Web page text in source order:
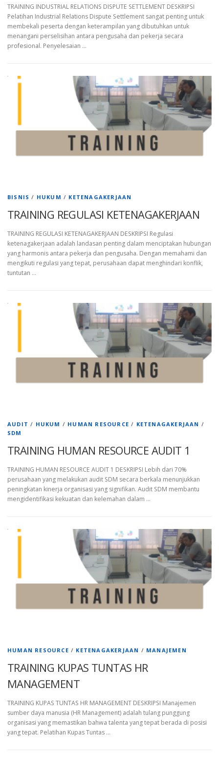
TRAINING INDUSTRIAL RELATIONS DISPUTE SETTLEMENT DESKRIPSI
Pelatihan Industrial Relations Dispute Settlement sangat penting untuk
membekali peserta dengan keterampilan yang dibutuhkan untuk
menangani perselisihan antara pengusaha dan pekerja secara
profesional. Penyelesaian …
BISNIS / HUKUM / KETENAGAKERJAAN
TRAINING REGULASI KETENAGAKERJAAN
TRAINING REGULASI KETENAGAKERJAAN DESKRIPSI Regulasi
ketenagakerjaan adalah landasan penting dalam menciptakan hubungan
yang harmonis antara pekerja dan pengusaha. Dengan memahami dan
mengikuti regulasi yang tepat, perusahaan dapat menghindari konflik,
tuntutan …
AUDIT / HUKUM / HUMAN RESOURCE / KETENAGAKERJAAN /
SDM
TRAINING HUMAN RESOURCE AUDIT 1
TRAINING HUMAN RESOURCE AUDIT 1 DESKRIPSI Lebih dari 70%
perusahaan yang melakukan audit SDM secara berkala menunjukkan
peningkatan kinerja organisasi yang signifikan. Audit SDM membantu
mengidentifikasi kekuatan dan kelemahan dalam …
HUMAN RESOURCE / KETENAGAKERJAAN / MANAJEMEN
TRAINING KUPAS TUNTAS HR
MANAGEMENT
TRAINING KUPAS TUNTAS HR MANAGEMENT DESKRIPSI Manajemen
sumber daya manusia (HR Management) adalah tulang punggung
organisasi yang memastikan bahwa talenta yang tepat berada di posisi
yang tepat. Pelatihan Kupas Tuntas …